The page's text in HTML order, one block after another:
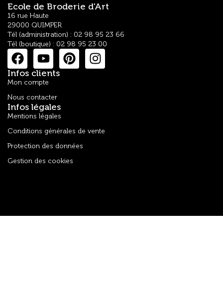
Ecole de Broderie d'Art
16 rue Haute
29000 QUIMPER
Tél (administration) : 02 98 95 23 66
Tél (boutique) : 02 98 95 23 00
Infos clients
Mon compte
Nous contacter
Infos légales
Mentions légales
Conditions générales de vente
Protection des données
Gestion des cookies